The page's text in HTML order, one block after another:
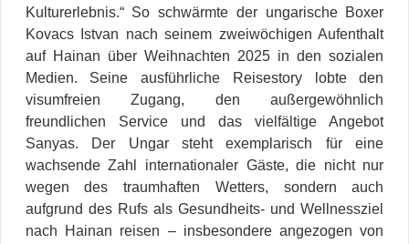
Kulturerlebnis.“ So schwärmte der ungarische Boxer
Kovacs Istvan nach seinem zweiwöchigen Aufenthalt
auf Hainan über Weihnachten 2025 in den sozialen
Medien. Seine ausführliche Reisestory lobte den
visumfreien Zugang, den außergewöhnlich
freundlichen Service und das vielfältige Angebot
Sanyas. Der Ungar steht exemplarisch für eine
wachsende Zahl internationaler Gäste, die nicht nur
wegen des traumhaften Wetters, sondern auch
aufgrund des Rufs als Gesundheits- und Wellnessziel
nach Hainan reisen – insbesondere angezogen von